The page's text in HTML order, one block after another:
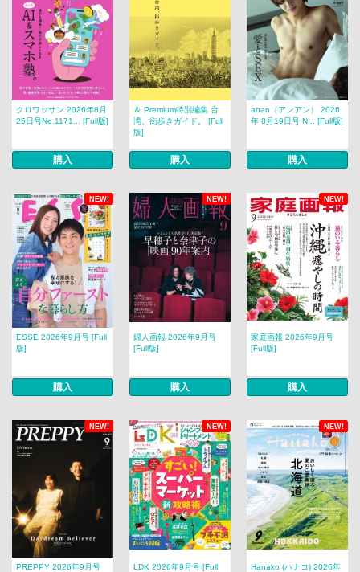
クロワッサン 2026年8月
25日号No.1171... [Full版]
購入
＆ Premium特別編集 台
湾、街歩きガイド。 [Full
版]
購入
anan（アンアン） 2026
年 8月19日号 N... [Full版]
購入
NEW! NEW! NEW!
ESSE 2026年9月号 [Full
版]
購入
婦人画報 2026年9月号
[Full版]
購入
家庭画報 2026年9月号
[Full版]
購入
NEW! NEW! NEW!
PREPPY 2026年9月号
LDK 2026年9月号 [Full
Hanako (ハナコ) 2026年